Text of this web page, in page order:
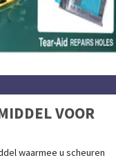
VOOR
waarmee u scheuren